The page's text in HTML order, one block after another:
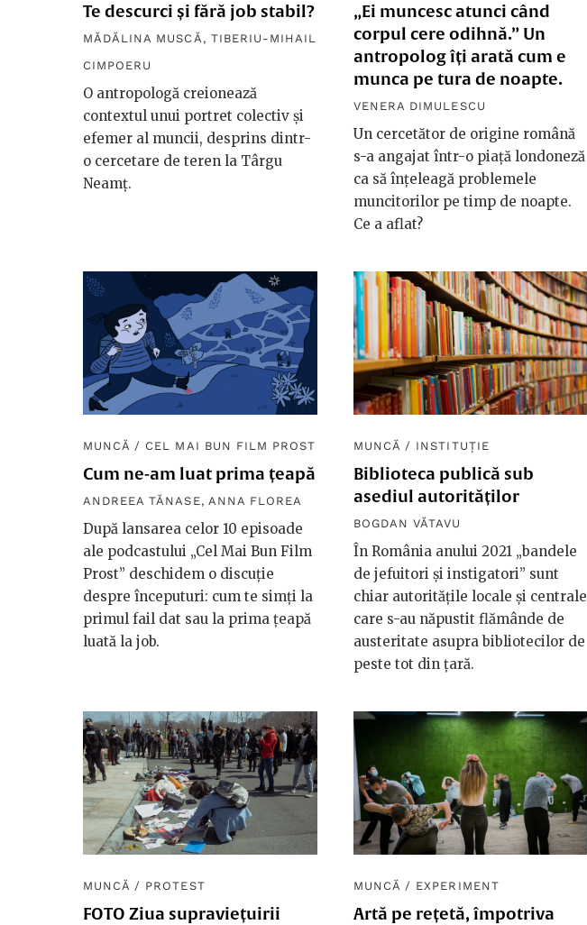
Te descurci și fără job stabil?
MĂDĂLINA MUSCĂ , TIBERIU-MIHAIL
CIMPOERU
O antropologă creionează
contextul unui portret colectiv și
efemer al muncii, desprins dintr-
o cercetare de teren la Târgu
Neamț.
„Ei muncesc atunci când
corpul cere odihnă.” Un
antropolog îți arată cum e
munca pe tura de noapte.
VENERA DIMULESCU
Un cercetător de origine română
s-a angajat într-o piață londoneză
ca să înțeleagă problemele
muncitorilor pe timp de noapte.
Ce a aflat?
MUNCĂ / CEL MAI BUN FILM PROST
Cum ne-am luat prima țeapă
ANDREEA TĂNASE, ANNA FLOREA
După lansarea celor 10 episoade
ale podcastului „Cel Mai Bun Film
Prost” deschidem o discuție
despre începuturi: cum te simți la
primul fail dat sau la prima țeapă
luată la job.
MUNCĂ / INSTITUȚIE
Biblioteca publică sub
asediul autorităților
BOGDAN VĂTAVU
În România anului 2021 „bandele
de jefuitori și instigatori” sunt
chiar autoritățile locale și centrale
care s-au năpustit flămânde de
austeritate asupra bibliotecilor de
peste tot din țară.
MUNCĂ / PROTEST
FOTO Ziua supraviețuirii
MUNCĂ / EXPERIMENT
Artă pe rețetă, împotriva